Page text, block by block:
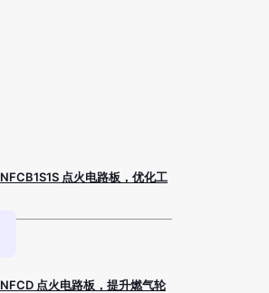
点火电路板，优化工
点火电路板，提升燃气轮